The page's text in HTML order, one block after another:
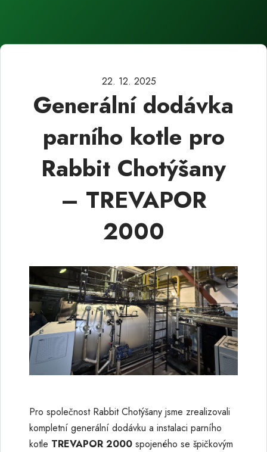
22. 12. 2025
Generální dodávka
parního kotle pro
Rabbit Chotýšany
– TREVAPOR
2000
Pro společnost Rabbit Chotýšany jsme zrealizovali
kompletní generální dodávku a instalaci parního
kotle TREVAPOR 2000 spojeného se špičkovým